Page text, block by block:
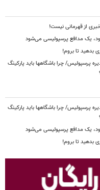
از قهرمانی نیست!
یک مدافع پرسپولیسی می‌شود
پرسپولیس/ چرا باشگاهها باید پارکینگ
پرسپولیس/ چرا باشگاهها باید پارکینگ
یک مدافع پرسپولیسی می‌شود